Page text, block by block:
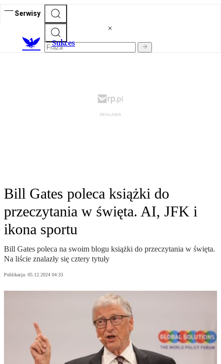
Serwisy
Sukces
Bill Gates poleca książki do
przeczytania w święta. AI, JFK i
ikona sportu
Bill Gates poleca na swoim blogu książki do przeczytania w święta.
Na liście znalazły się cztery tytuły
Publikacja: 05.12.2024 04:33